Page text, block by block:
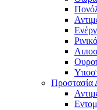
Προστασία